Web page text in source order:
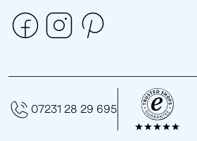
07231 28 29 695